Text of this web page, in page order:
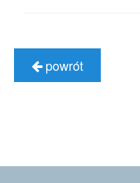
powrót